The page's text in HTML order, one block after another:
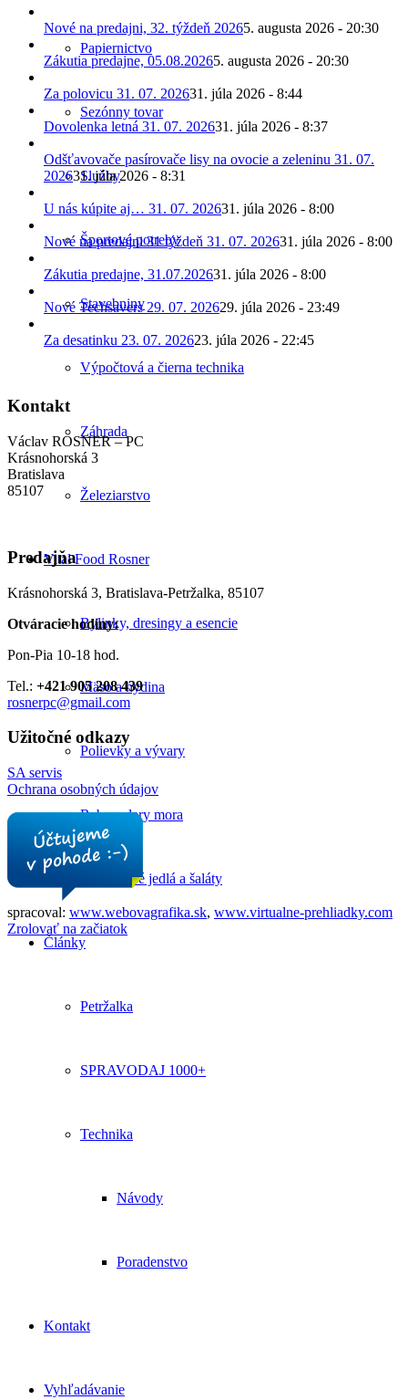
Papiernictvo
Sezónny tovar
Služby
Športové potreby
Stavebniny
Výpočtová a čierna technika
Záhrada
Železiarstvo
Vital Food Rosner
Bylinky, dresingy a esencie
Mäso a hydina
Polievky a vývary
Ryby a dary mora
Zeleninové jedlá a šaláty
Články
Petržalka
SPRAVODAJ 1000+
Technika
Návody
Poradenstvo
Kontakt
Vyhľadávanie
Nové na predajni, 32. týždeň 20265. augusta 2026 - 20:30
Zákutia predajne, 05.08.20265. augusta 2026 - 20:30
Za polovicu 31. 07. 202631. júla 2026 - 8:44
Dovolenka letná 31. 07. 202631. júla 2026 - 8:37
Odšťavovače pasírovače lisy na ovocie a zeleninu 31. 07.
202631. júla 2026 - 8:31
U nás kúpite aj… 31. 07. 202631. júla 2026 - 8:00
Nové na predajni 31 týždeň 31. 07. 202631. júla 2026 - 8:00
Zákutia predajne, 31.07.202631. júla 2026 - 8:00
Nové Techsavers 29. 07. 202629. júla 2026 - 23:49
Za desatinku 23. 07. 202623. júla 2026 - 22:45
Kontakt
Václav ROSNER – PC
Krásnohorská 3
Bratislava
85107
Predajňa
Krásnohorská 3, Bratislava-Petržalka, 85107
Otváracie hodiny:
Pon-Pia 10-18 hod.
Tel.: +421 905 208 439
rosnerpc@gmail.com
Užitočné odkazy
SA servis
Ochrana osobných údajov
spracoval: www.webovagrafika.sk, www.virtualne-prehliadky.com
Zrolovať na začiatok